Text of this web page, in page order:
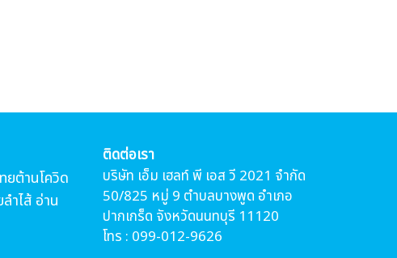
ยต้านโควิด
ำไส้ อ่าน
ติดต่อเรา
บริษัท เอ็ม เฮลท์ พี เอส วี 2021 จำกัด
50/825 หมู่ 9 ตำบลบางพูด อำเภอ
ปากเกร็ด จังหวัดนนทบุรี 11120
โทร : 099-012-9626